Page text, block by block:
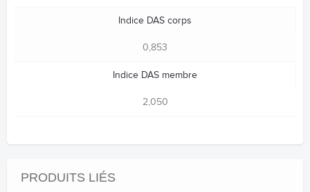
Indice DAS corps
0,853
Indice DAS membre
2,050
PRODUITS LIÉS